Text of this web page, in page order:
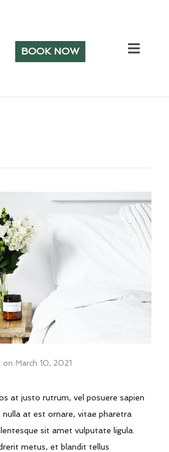
BOOK NOW
on March 10, 2021
at justo rutrum, vel posuere sapien
at est ornare, vitae pharetra
sit amet vulputate ligula.
metus, et blandit tellus